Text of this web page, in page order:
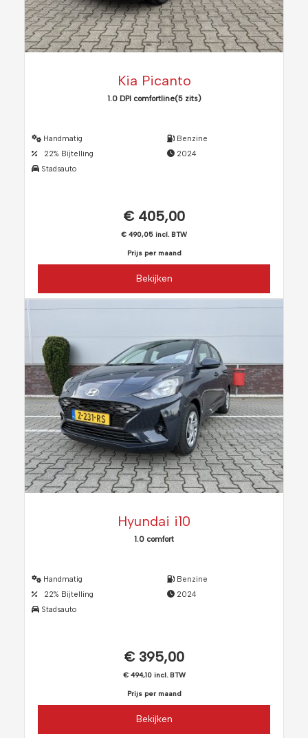
Kia Picanto
1.0 DPI comfortline(5 zits)
Handmatig
22% Bijtelling
Stadsauto
Benzine
2024
€ 405,00
€ 490,05 incl. BTW
Prijs per maand
Bekijken
Hyundai i10
1.0 comfort
Handmatig
22% Bijtelling
Stadsauto
Benzine
2024
€ 395,00
€ 494,10 incl. BTW
Prijs per maand
Bekijken